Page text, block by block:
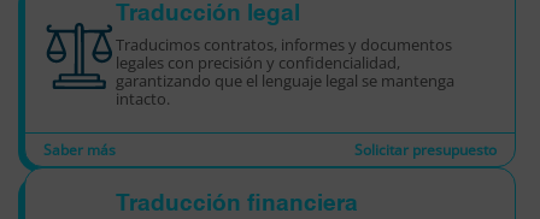
Traducción legal
Traducimos contratos, informes y documentos
legales con precisión y confidencialidad,
garantizando que el lenguaje legal se mantenga
intacto.
Saber más Solicitar presupuesto
Traducción financiera